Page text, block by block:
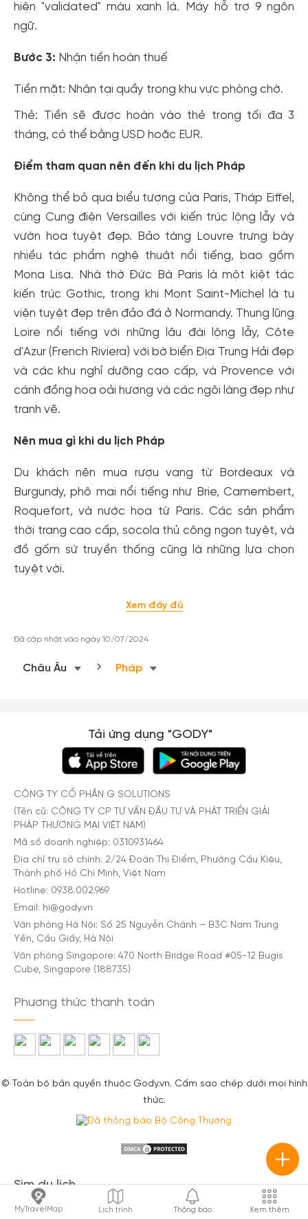
hiện "validated" màu xanh lá. Máy hỗ trợ 9 ngôn
ngữ.
Bước 3: Nhận tiền hoàn thuế
Tiền mặt: Nhận tại quầy trong khu vực phòng chờ.
Thẻ: Tiền sẽ được hoàn vào thẻ trong tối đa 3
tháng, có thể bằng USD hoặc EUR.
Điểm tham quan nên đến khi du lịch Pháp
Không thể bỏ qua biểu tượng của Paris, Tháp Eiffel,
cùng Cung điện Versailles với kiến trúc lộng lẫy và
vườn hoa tuyệt đẹp. Bảo tàng Louvre trưng bày
nhiều tác phẩm nghệ thuật nổi tiếng, bao gồm
Mona Lisa. Nhà thờ Đức Bà Paris là một kiệt tác
kiến trúc Gothic, trong khi Mont Saint-Michel là tu
viện tuyệt đẹp trên đảo đá ở Normandy. Thung lũng
Loire nổi tiếng với những lâu đài lộng lẫy, Côte
d'Azur (French Riviera) với bờ biển Địa Trung Hải đẹp
và các khu nghỉ dưỡng cao cấp, và Provence với
cánh đồng hoa oải hương và các ngôi làng đẹp như
tranh vẽ.
Nên mua gì khi du lịch Pháp
Du khách nên mua rượu vang từ Bordeaux và
Burgundy, phô mai nổi tiếng như Brie, Camembert,
Roquefort, và nước hoa từ Paris. Các sản phẩm
thời trang cao cấp, socola thủ công ngon tuyệt, và
đồ gốm sứ truyền thống cũng là những lựa chọn
tuyệt vời.
Xem đầy đủ
Đã cập nhật vào ngày 10/07/2024
Châu Âu Pháp
MyTravelMap Lịch trình Thông báo Xem thêm
Tải ứng dụng "GODY"
CÔNG TY CỔ PHẦN G SOLUTIONS
(Tên cũ: CÔNG TY CP TƯ VẤN ĐẦU TƯ VÀ PHÁT TRIỂN GIẢI
PHÁP THƯƠNG MẠI VIỆT NAM)
Mã số doanh nghiệp: 0310931464
Địa chỉ trụ sở chính: 2/24 Đoàn Thị Điểm, Phường Cầu Kiệu,
Thành phố Hồ Chí Minh, Việt Nam
Hotline: 0938.002.969
Email: hi@gody.vn
Văn phòng Hà Nội: Số 25 Nguyễn Chánh – B3C Nam Trung
Yên, Cầu Giấy, Hà Nội
Văn phòng Singapore: 470 North Bridge Road #05-12 Bugis
Cube, Singapore (188735)
Phương thức thanh toán
© Toàn bộ bản quyền thuộc Gody.vn. Cấm sao chép dưới mọi hình
thức.
Sim du lịch
Sim Thái Lan Sim Singapore Sim Malaysia
Sim Trung